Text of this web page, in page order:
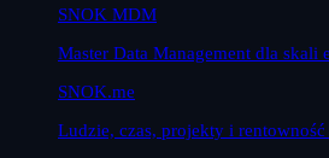
SNOK MDM
Master Data Management dla skali
SNOK.me
Ludzie, czas, projekty i